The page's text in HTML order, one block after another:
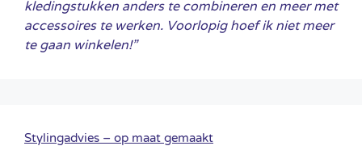
kledingstukken anders te combineren en meer met
accessoires te werken. Voorlopig hoef ik niet meer
te gaan winkelen!”
Stylingadvies – op maat gemaakt